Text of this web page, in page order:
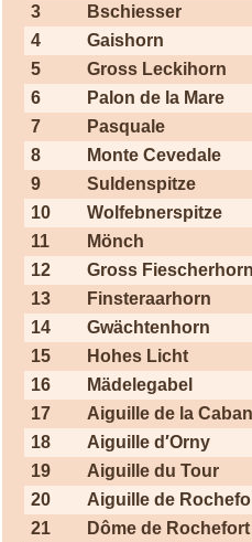
3
Bschiesser
4
Gaishorn
5
Gross Leckihorn
6
Palon de la Mare
7
Pasquale
8
Monte Cevedale
9
Suldenspitze
10
Wolfebnerspitze
11
Mönch
12
Gross Fiescherhorn
13
Finsteraarhorn
14
Gwächtenhorn
15
Hohes Licht
16
Mädelegabel
17
Aiguille de la
18
Aiguille d′Orny
19
Aiguille du Tour
20
Aiguille de
21
Dôme de Rochefort